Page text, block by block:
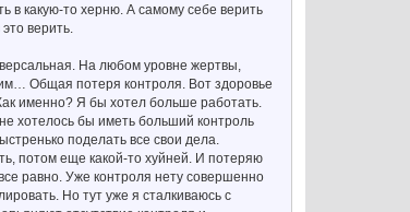
в какую-то херню. А самому себе верить
верить.
На любом уровне жертвы,
Общая потеря контроля. Вот здоровье
именно? Я бы хотел больше работать.
хотелось бы иметь больший контроль
поделать все свои дела.
потом еще какой-то хуйней. И потеряю
равно. Уже контроля нету совершенно
Но тут уже я сталкиваюсь с